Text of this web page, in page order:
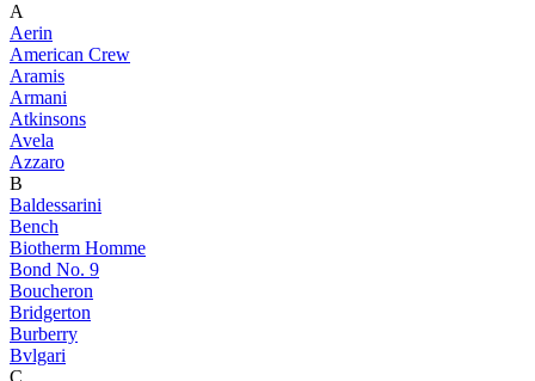
A
Aerin
American Crew
Aramis
Armani
Atkinsons
Avela
Azzaro
B
Baldessarini
Bench
Biotherm Homme
Bond No. 9
Boucheron
Bridgerton
Burberry
Bvlgari
C